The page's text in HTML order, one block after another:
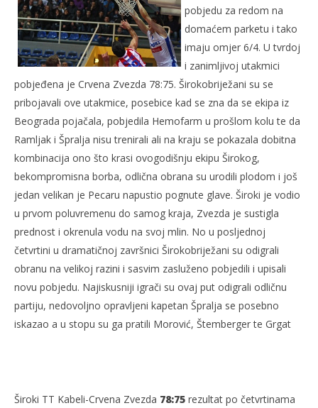
NOW VIEWING
Nadigrana C. Zvezda, nastavljen pobjednički niz
6.
prosinca
Rafaela
pobjedu za redom na
domaćem parketu i tako
imaju omjer 6/4. U tvrdoj
i zanimljivoj utakmici
pobjeđena je Crvena Zvezda 78:75. Širokobriježani su se
pribojavali ove utakmice, posebice kad se zna da se ekipa iz
Beograda pojačala, pobjedila Hemofarm u prošlom kolu te da
Ramljak i Špralja nisu trenirali ali na kraju se pokazala dobitna
kombinacija ono što krasi ovogodišnju ekipu Širokog,
bekompromisna borba, odlična obrana su urodili plodom i još
jedan velikan je Pecaru napustio pognute glave. Široki je vodio
u prvom poluvremenu do samog kraja, Zvezda je sustigla
prednost i okrenula vodu na svoj mlin. No u posljednoj
četvrtini u dramatičnoj završnici Širokobriježani su odigrali
obranu na velikoj razini i sasvim zasluženo pobjedili i upisali
novu pobjedu. Najiskusniji igrači su ovaj put odigrali odličnu
partiju, nedovoljno opravljeni kapetan Špralja se posebno
iskazao a u stopu su ga pratili Morović, Štemberger te Grgat
Široki TT Kabeli-Crvena Zvezda 78:75 rezultat po četvrtinama